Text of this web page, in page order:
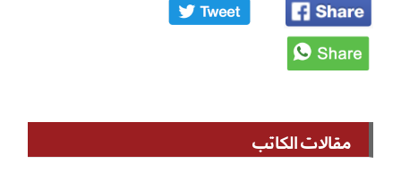
مقالات الكاتب